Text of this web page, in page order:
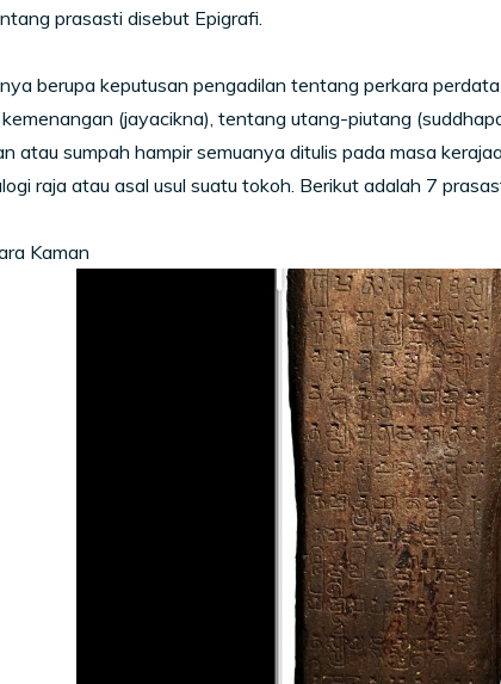
prasasti disebut Epigrafi.
berupa keputusan pengadilan tentang perkara
(jayacikna), tentang utang-piutang
atau sumpah hampir semuanya ditulis pada masa
raja atau asal usul suatu tokoh. Berikut adalah 7
Kaman